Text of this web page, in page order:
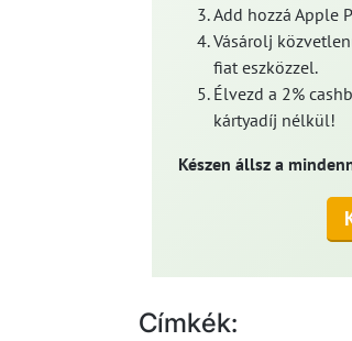
Add hozzá Apple
Vásárolj
fiat eszközzel.
Élvezd a 2%
kártyadíj nélkül!
Készen állsz a
Címkék: